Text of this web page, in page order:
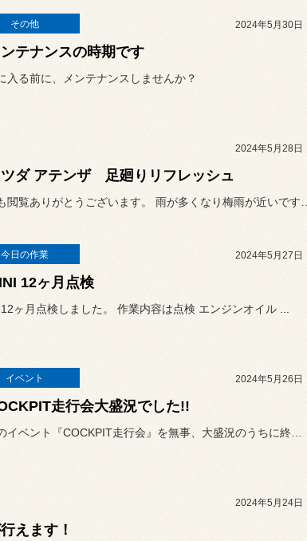
その他 2024年5月30日
テナンスの時期です
入る前に、メンテナンスしませんか？
2024年5月28日
ダ アテンザ 足廻りリフレッシュ
今日の作業 2024年5月27日
12ヶ月点検
ヶ月点検しました。 作業内容は点検 エンジンオイル ...
イベント 2024年5月26日
走行会大盛況でした!!
恒例のイベント『COCKPIT走行会』を無事、大盛況のうちに終了す...
2024年5月24日
えます！